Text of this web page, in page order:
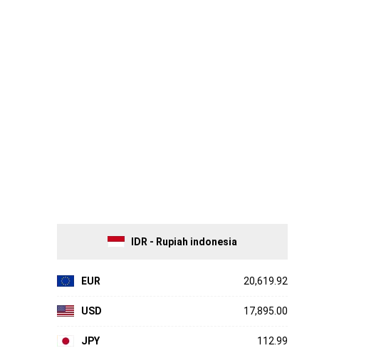
IDR - Rupiah indonesia
EUR 20,619.92
USD 17,895.00
JPY 112.99